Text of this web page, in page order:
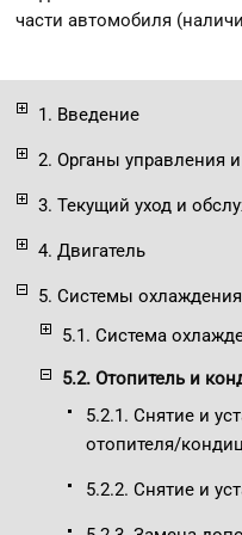
1. Введение
2. Органы управления
3. Текущий уход и
4. Двигатель
5. Системы
5.1. Система
5.2. Отопитель и
5.2.1. Снятие и
отопителя/
5.2.2. Снятие и
части автомобиля